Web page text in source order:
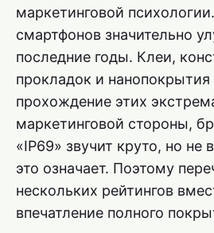
маркетинговой
смартфонов значительно
последние годы. Клеи,
прокладок и нанопокрытия
прохождение этих
маркетинговой стороны,
«IP69» звучит круто, но не
это означает. Поэтому
нескольких рейтингов
впечатление полного